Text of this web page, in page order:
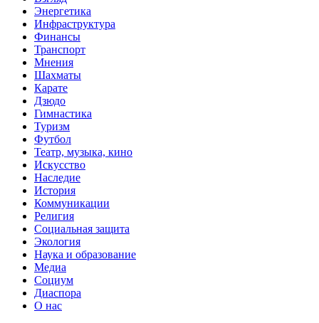
Энергетика
Инфраструктура
Финансы
Транспорт
Мнения
Шахматы
Карате
Дзюдо
Гимнастика
Туризм
Футбол
Театр, музыка, кино
Искусство
Наследие
История
Коммуникации
Религия
Социальная защита
Экология
Наука и образование
Медиа
Социум
Диаспора
О нас